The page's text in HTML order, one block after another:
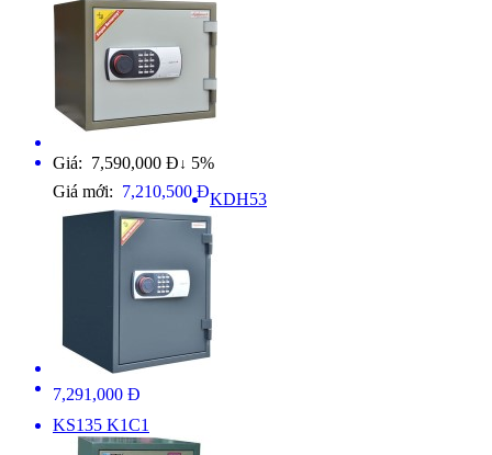
Giá: 7,590,000 Đ ↓ 5%
Giá mới: 7,210,500 ĐKDH53
7,291,000 Đ
KS135 K1C1